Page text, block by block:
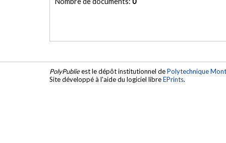
PolyPublieest le dépôt institutionnel dePolytechnique
Site développé à l'aide du logiciel libreEPrints.